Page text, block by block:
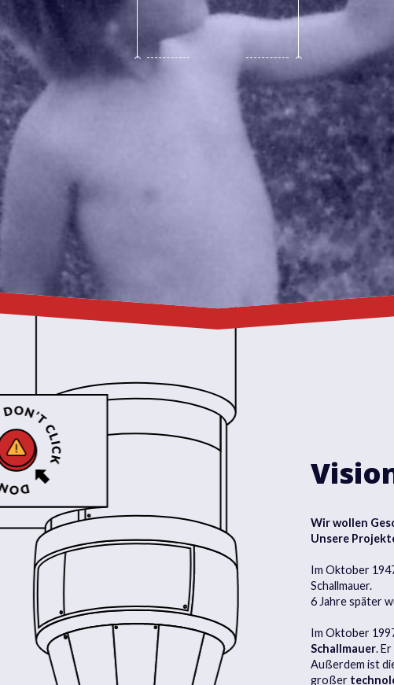
SEIT IMMER LEIDENSCHAFTLICH.
Wir wollen
Unsere
Im Oktober
Schallmauer.
6 Jahre später
Im Oktober
Schallmauer.
Außerdem ist
großer